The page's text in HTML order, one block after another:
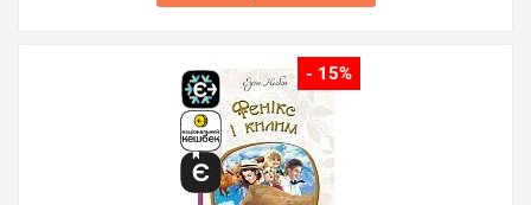
- 15%